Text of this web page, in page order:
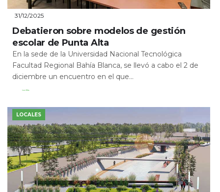
31/12/2025
Debatieron sobre modelos de gestión
escolar de Punta Alta
En la sede de la Universidad Nacional Tecnológica
Facultad Regional Bahía Blanca, se llevó a cabo el 2 de
diciembre un encuentro en el que...
Leer Más
LOCALES